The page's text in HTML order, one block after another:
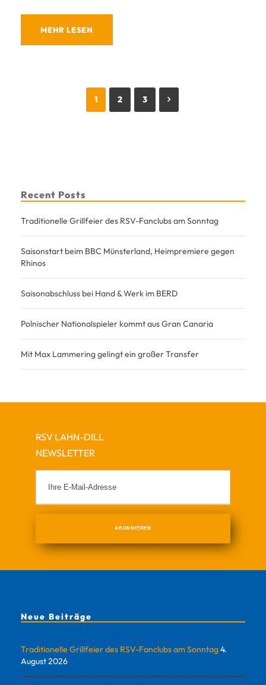
MEHR LESEN
1 2 3
Recent Posts
Traditionelle Grillfeier des RSV-Fanclubs am Sonntag
Saisonstart beim BBC Münsterland, Heimpremiere gegen
Rhinos
Saisonabschluss bei Hand & Werk im BERD
Polnischer Nationalspieler kommt aus Gran Canaria
Mit Max Lammering gelingt ein großer Transfer
RSV LAHN-DILL
NEWSLETTER
Neue Beiträge
Traditionelle Grillfeier des RSV-Fanclubs am Sonntag4.
August 2026